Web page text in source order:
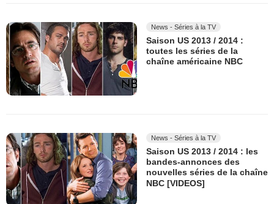
News - Séries à la TV
Saison US 2013 / 2014 :
toutes les séries de la
chaîne américaine NBC
News - Séries à la TV
Saison US 2013 / 2014 : les
bandes-annonces des
nouvelles séries de la chaîne
NBC [VIDEOS]